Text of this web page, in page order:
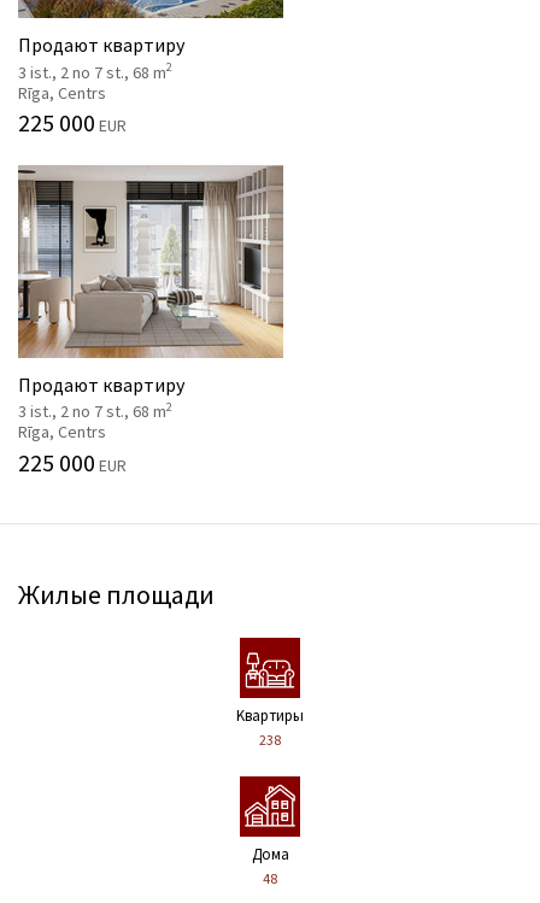
Продают квартиру
3 ist., 2 no 7 st., 68 m2
Rīga, Centrs
225 000 EUR
Продают квартиру
3 ist., 2 no 7 st., 68 m2
Rīga, Centrs
225 000 EUR
Жилые площади
Kвартиры
238
Дома
48